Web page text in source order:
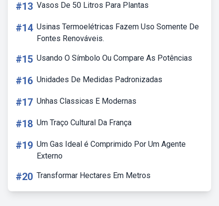
#13 Vasos De 50 Litros Para Plantas
#14 Usinas Termoelétricas Fazem Uso Somente De
Fontes Renováveis.
#15 Usando O Símbolo Ou Compare As Potências
#16 Unidades De Medidas Padronizadas
#17 Unhas Classicas E Modernas
#18 Um Traço Cultural Da França
#19 Um Gas Ideal é Comprimido Por Um Agente
Externo
#20 Transformar Hectares Em Metros